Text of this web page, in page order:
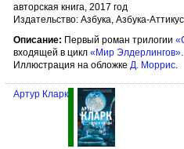
авторская книга, 2017 год
Издательство: Азбука, Азбука-Аттикус
Описание: Первый роман трилогии
входящей в цикл «Мир Элдерлингов».
Иллюстрация на обложке Д. Моррис.
Артур Кларк